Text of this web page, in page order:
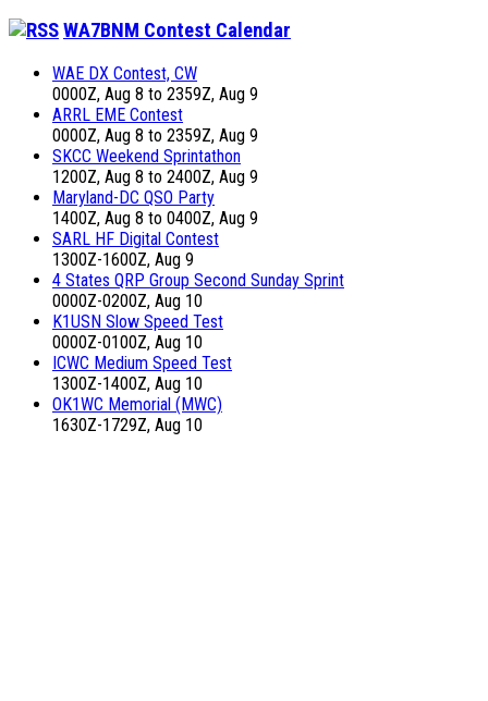
WA7BNM Contest Calendar
WAE DX Contest, CW
0000Z, Aug 8 to 2359Z, Aug 9
ARRL EME Contest
0000Z, Aug 8 to 2359Z, Aug 9
SKCC Weekend Sprintathon
1200Z, Aug 8 to 2400Z, Aug 9
Maryland-DC QSO Party
1400Z, Aug 8 to 0400Z, Aug 9
SARL HF Digital Contest
1300Z-1600Z, Aug 9
4 States QRP Group Second Sunday Sprint
0000Z-0200Z, Aug 10
K1USN Slow Speed Test
0000Z-0100Z, Aug 10
ICWC Medium Speed Test
1300Z-1400Z, Aug 10
OK1WC Memorial (MWC)
1630Z-1729Z, Aug 10